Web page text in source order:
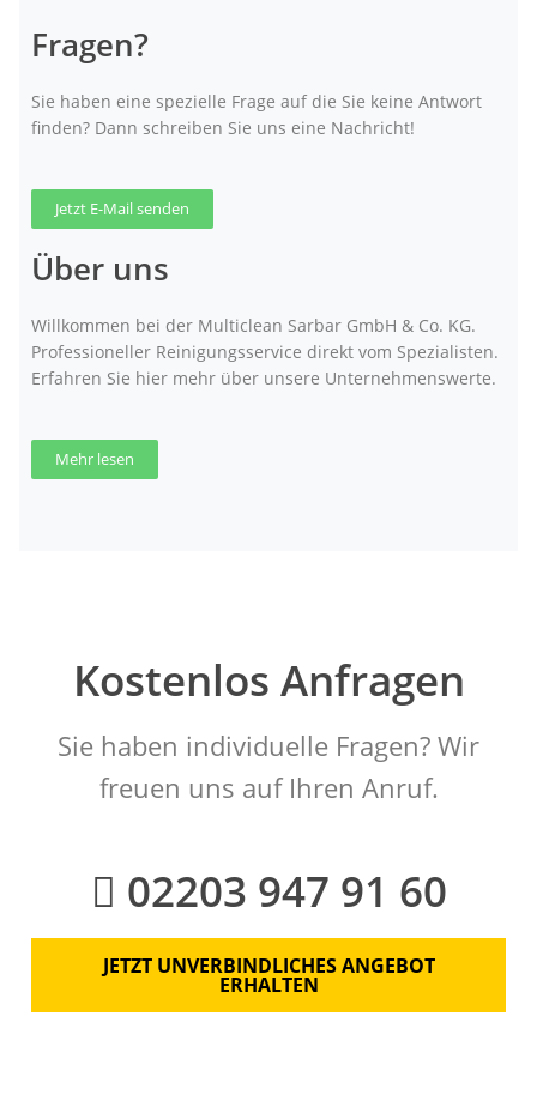
Fragen?
Sie haben eine spezielle Frage auf die Sie keine Antwort
finden? Dann schreiben Sie uns eine Nachricht!
Jetzt E-Mail senden
Über uns
Willkommen bei der Multiclean Sarbar GmbH & Co. KG.
Professioneller Reinigungsservice direkt vom Spezialisten.
Erfahren Sie hier mehr über unsere Unternehmenswerte.
Mehr lesen
Kostenlos Anfragen
Sie haben individuelle Fragen? Wir
freuen uns auf Ihren Anruf.
02203 947 91 60
JETZT UNVERBINDLICHES ANGEBOT
ERHALTEN